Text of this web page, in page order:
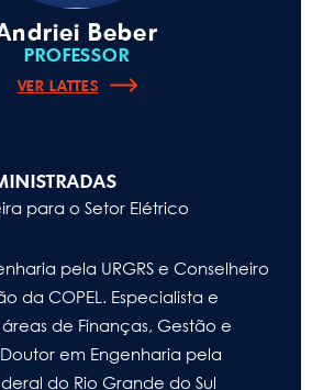
Beber
PROFESSOR
VER LATTES
para o Setor Elétrico
pela URGRS e Conselheiro
da COPEL. Especialista e
de Finanças, Gestão e
em Engenharia pela
do Rio Grande do Sul